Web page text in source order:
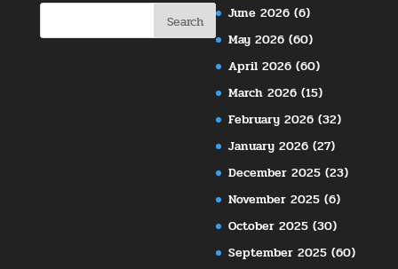
June 2026 (6)
May 2026 (60)
April 2026 (60)
March 2026 (15)
February 2026 (32)
January 2026 (27)
December 2025 (23)
November 2025 (6)
October 2025 (30)
September 2025 (60)